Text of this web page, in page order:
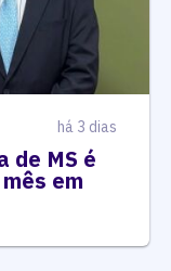
há 3 dias
de MS é
em